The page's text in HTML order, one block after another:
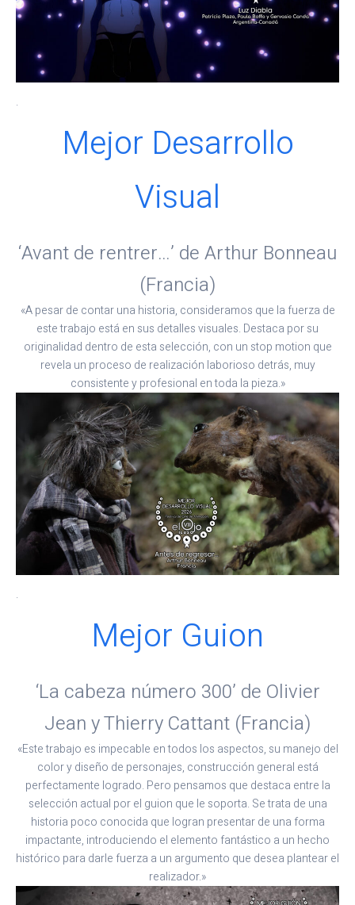
.
Mejor Desarrollo
Visual
‘Avant de rentrer…’ de Arthur Bonneau
(Francia)
«A pesar de contar una historia, consideramos que la fuerza de
este trabajo está en sus detalles visuales. Destaca por su
originalidad dentro de esta selección, con un stop motion que
revela un proceso de realización laborioso detrás, muy
consistente y profesional en toda la pieza.»
.
Mejor Guion
‘La cabeza número 300’ de Olivier
Jean y Thierry Cattant (Francia)
«Este trabajo es impecable en todos los aspectos, su manejo del
color y diseño de personajes, construcción general está
perfectamente logrado. Pero pensamos que destaca entre la
selección actual por el guion que le soporta. Se trata de una
historia poco conocida que logran presentar de una forma
impactante, introduciendo el elemento fantástico a un hecho
histórico para darle fuerza a un argumento que desea plantear el
realizador.»